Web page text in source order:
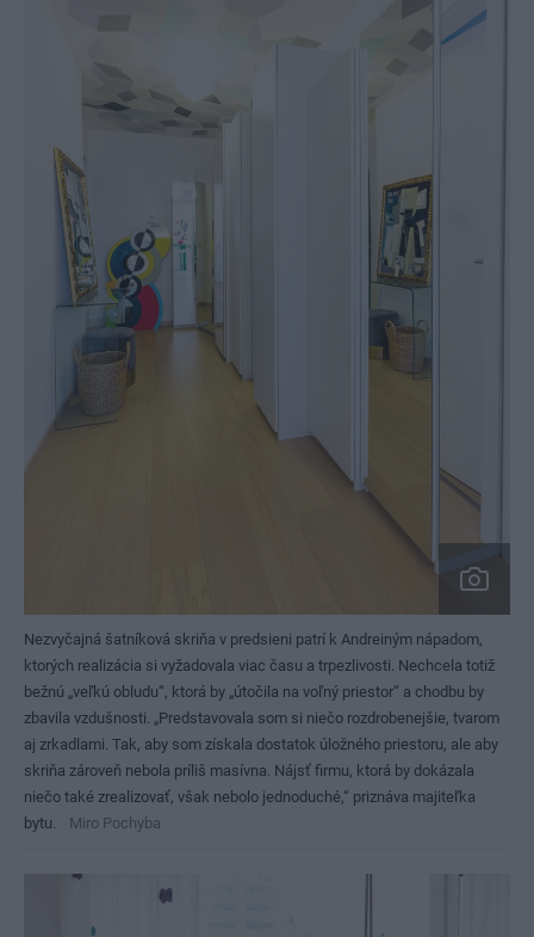
Nezvyčajná šatníková skriňa v predsieni patrí k Andreiným nápadom,
ktorých realizácia si vyžadovala viac času a trpezlivosti. Nechcela totiž
bežnú „veľkú obludu“, ktorá by „útočila na voľný priestor“ a chodbu by
zbavila vzdušnosti. „Predstavovala som si niečo rozdrobenejšie, tvarom
aj zrkadlami. Tak, aby som získala dostatok úložného priestoru, ale aby
skriňa zároveň nebola príliš masívna. Nájsť firmu, ktorá by dokázala
niečo také zrealizovať, však nebolo jednoduché,“ priznáva majiteľka
bytu.
Miro Pochyba